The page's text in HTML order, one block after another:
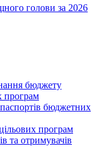
голови за 2026
бюджету
програм
бюджетних
програм
та отримувачів